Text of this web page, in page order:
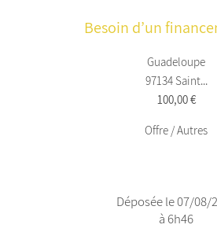
Besoin d’un
Guadeloupe
97134 Saint...
100,00 €
Offre / Autres
Déposée le 07/08/
à 6h46